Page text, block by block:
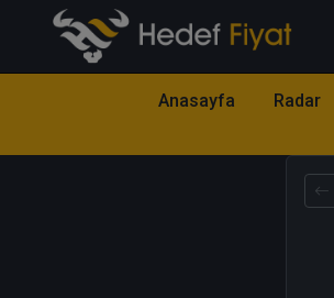
Anasayfa Radar